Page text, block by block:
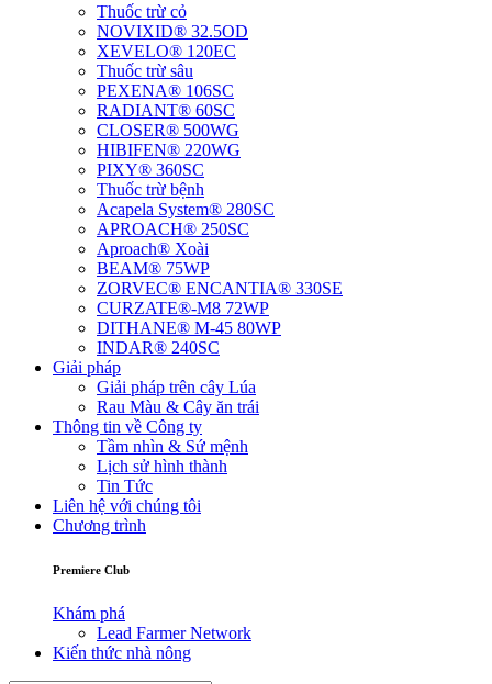
Thuốc trừ cỏ
NOVIXID® 32.5OD
XEVELO® 120EC
Thuốc trừ sâu
PEXENA® 106SC
RADIANT® 60SC
CLOSER® 500WG
HIBIFEN® 220WG
PIXY® 360SC
Thuốc trừ bệnh
Acapela System® 280SC
APROACH® 250SC
Aproach® Xoài
BEAM® 75WP
ZORVEC® ENCANTIA® 330SE
CURZATE®-M8 72WP
DITHANE® M-45 80WP
INDAR® 240SC
Giải pháp
Giải pháp trên cây Lúa
Rau Màu & Cây ăn trái
Thông tin về Công ty
Tầm nhìn & Sứ mệnh
Lịch sử hình thành
Tin Tức
Liên hệ với chúng tôi
Chương trình
Premiere Club
Khám phá
Lead Farmer Network
Kiến thức nhà nông